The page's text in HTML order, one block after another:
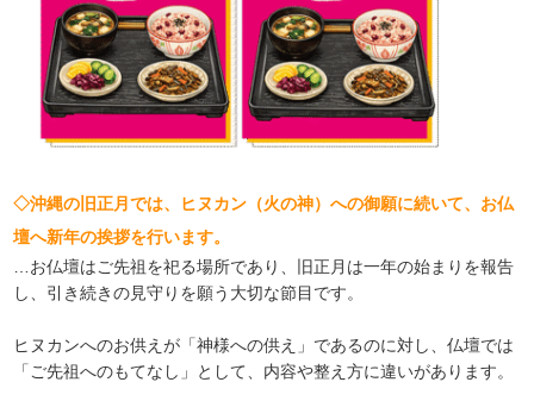
◇沖縄の旧正月では、ヒヌカン（火の神）への御願に続いて、お仏
壇へ新年の挨拶を行います。
…お仏壇はご先祖を祀る場所であり、旧正月は一年の始まりを報告
し、引き続きの見守りを願う大切な節目です。
ヒヌカンへのお供えが「神様への供え」であるのに対し、仏壇では
「ご先祖へのもてなし」として、内容や整え方に違いがあります。